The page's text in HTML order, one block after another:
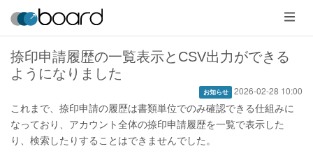
メ
ニ
ュ
ー
捺印申請履歴の一覧表示とCSV出力ができる
ようになりました
お知らせ 2026-02-28 10:00
これまで、捺印申請の履歴は書類単位でのみ確認できる仕組みに
なっており、アカウント全体の捺印申請履歴を一覧で表示した
り、検索したりすることはできませんでした。